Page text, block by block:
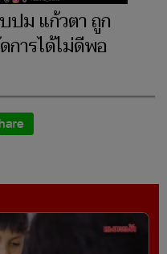
ปม แก้วตา ถูก
ารได้ไม่ดีพอ